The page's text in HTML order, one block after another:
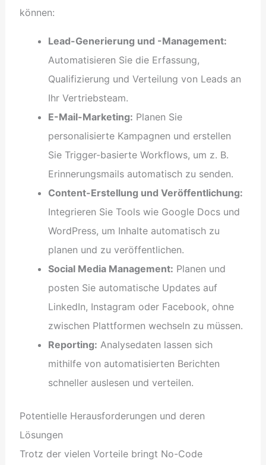
können:
Lead-Generierung und -Management:
Automatisieren Sie die Erfassung,
Qualifizierung und Verteilung von Leads an
Ihr Vertriebsteam.
E-Mail-Marketing: Planen Sie
personalisierte Kampagnen und erstellen
Sie Trigger-basierte Workflows, um z. B.
Erinnerungsmails automatisch zu senden.
Content-Erstellung und Veröffentlichung:
Integrieren Sie Tools wie Google Docs und
WordPress, um Inhalte automatisch zu
planen und zu veröffentlichen.
Social Media Management: Planen und
posten Sie automatische Updates auf
LinkedIn, Instagram oder Facebook, ohne
zwischen Plattformen wechseln zu müssen.
Reporting: Analysedaten lassen sich
mithilfe von automatisierten Berichten
schneller auslesen und verteilen.
Potentielle Herausforderungen und deren
Lösungen
Trotz der vielen Vorteile bringt No-Code